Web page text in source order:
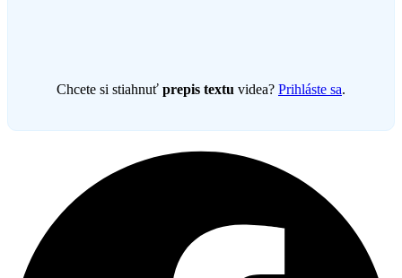
Chcete si stiahnuť prepis textu videa? Prihláste sa.